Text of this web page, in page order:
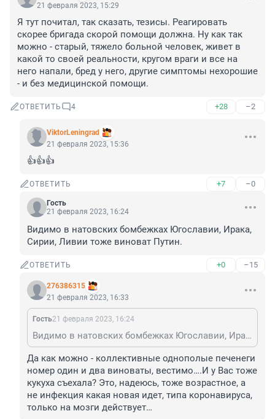
21 февраля 2023, 15:29
Я тут почитал, так сказать, тезисы. Реагировать
скорее бригада скорой помощи должна. Ну как так
можно - старый, тяжело больной человек, живет в
какой то своей реальности, кругом враги и все на
него напали, бред у него, другие симптомы нехорошие
- и без медицинской помощи.
ОТВЕТИТЬ 4 +28 –2
ViktorLeningrad
21 февраля 2023, 15:36
👍👍👍
ОТВЕТИТЬ +7 –0
Гость
21 февраля 2023, 16:24
Видимо в натовских бомбежках Югославии, Ирака,
Сирии, Ливии тоже виноват Путин.
ОТВЕТИТЬ +0 –15
276386315
21 февраля 2023, 16:33
Гость21 февраля 2023, 16:24
Видимо в натовских бомбежках Югославии, Ирака, Сирии, Ливии тоже виноват Путин.
Да как можно - коллективные однополые печенеги
номер один и два виноваты, вестимо….И у Вас тоже
кукуха съехала? Это, надеюсь, тоже возрастное, а
не инфекция какая новая идет, типа коронавируса,
только на мозги действует…